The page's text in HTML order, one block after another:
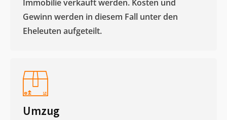
Immobilie verkauft werden. Kosten und
Gewinn werden in diesem Fall unter den
Eheleuten aufgeteilt.​
Umzug